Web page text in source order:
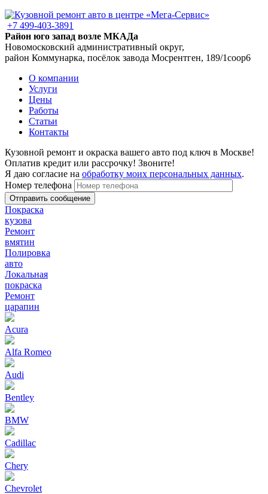
+7 499-403-3891
Район юго запад возле МКАДа
Новомосковский административный округ,
район Коммунарка, посёлок завода Мосрентген, 189/1соор6
О компании
Услуги
Цены
Работы
Статьи
Контакты
Кузовной ремонт и окраска вашего авто под ключ в Москве!
Оплатив кредит или рассрочку! Звоните!
Я даю согласие на обработку моих персональных данных.
Номер телефона
Покраска
кузова
Ремонт
вмятин
Полировка
авто
Локальная
покраска
Ремонт
царапин
Acura
Alfa Romeo
Audi
Bentley
BMW
Cadillac
Chery
Chevrolet